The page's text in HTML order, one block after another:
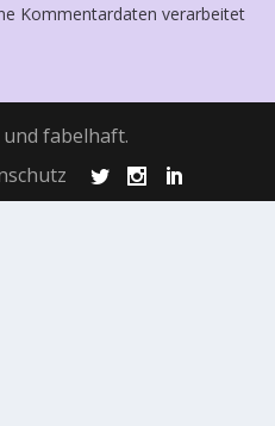
Kommentardaten verarbeitet
fabelhaft.